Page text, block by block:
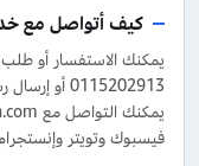
كيف أتواصل مع
يمكنك الاستفسار أو
فيسبوك وتويتر